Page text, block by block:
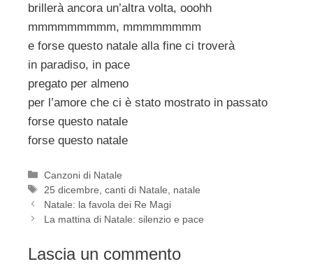
brillerà ancora un’altra volta, ooohh
mmmmmmmmm, mmmmmmmm
e forse questo natale alla fine ci troverà
in paradiso, in pace
pregato per almeno
per l’amore che ci è stato mostrato in passato
forse questo natale
forse questo natale
Categorie
Canzoni di Natale
Tag
25 dicembre ,canti di Natale
natale
Natale: la favola dei Re Magi
La mattina di Natale: silenzio e pace
Lascia un commento